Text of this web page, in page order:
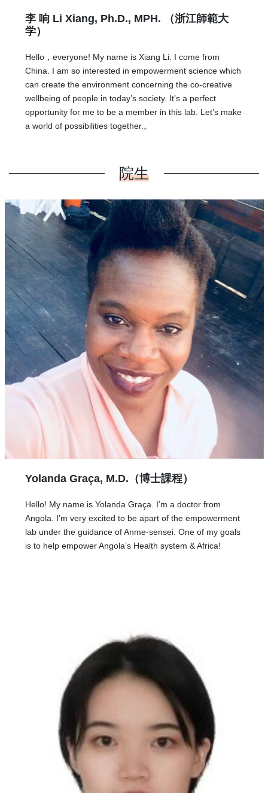
李 响 Li Xiang, Ph.D., MPH. （浙江師範大
学）
Hello，everyone! My name is Xiang Li. I come from
China. I am so interested in empowerment science which
can create the environment concerning the co-creative
wellbeing of people in today’s society. It’s a perfect
opportunity for me to be a member in this lab. Let’s make
a world of possibilities together.。
院生
Yolanda Graça, M.D.（博士課程）
Hello! My name is Yolanda Graça. I’m a doctor from
Angola. I’m very excited to be apart of the empowerment
lab under the guidance of Anme-sensei. One of my goals
is to help empower Angola’s Health system & Africa!